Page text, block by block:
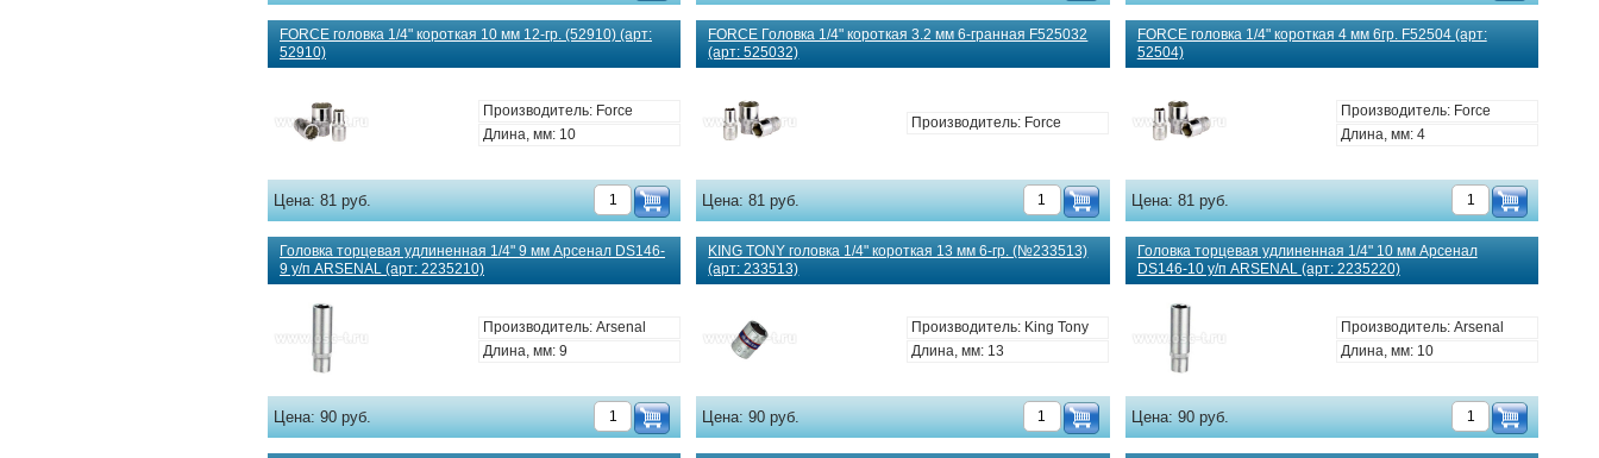
FORCE головка 1/4" короткая 10 мм 12-гр. (52910) (арт:
52910)
Производитель: Force
Длина, мм: 10
Цена:81 руб.
FORCE Головка 1/4" короткая 3.2 мм 6-гранная F525032
(арт: 525032)
Производитель: Force
Цена:81 руб.
FORCE головка 1/4" короткая 4 мм 6гр. F52504 (арт:
52504)
Производитель: Force
Длина, мм: 4
Цена:81 руб.
Головка торцевая удлиненная 1/4" 9 мм Арсенал DS146-
9 у/п ARSENAL (арт: 2235210)
Производитель: Arsenal
Длина, мм: 9
Цена:90 руб.
KING TONY головка 1/4" короткая 13 мм 6-гр. (№233513)
(арт: 233513)
Производитель: King Tony
Длина, мм: 13
Цена:90 руб.
Головка торцевая удлиненная 1/4" 10 мм Арсенал
DS146-10 у/п ARSENAL (арт: 2235220)
Производитель: Arsenal
Длина, мм: 10
Цена:90 руб.